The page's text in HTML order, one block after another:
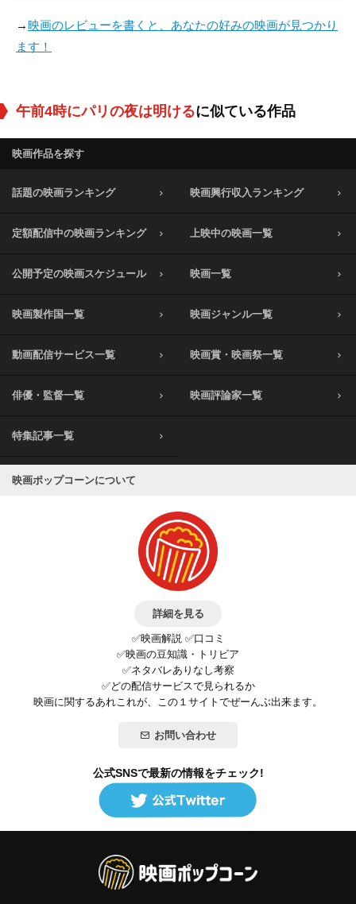
→映画のレビューを書くと、あなたの好みの映画が見つかり
ます！
午前4時にパリの夜は明けるに似ている作品
映画作品を探す
話題の映画ランキング 映画興行収入ランキング
定額配信中の映画ランキング 上映中の映画一覧
公開予定の映画スケジュール 映画一覧
映画製作国一覧 映画ジャンル一覧
動画配信サービス一覧 映画賞・映画祭一覧
俳優・監督一覧 映画評論家一覧
特集記事一覧
映画ポップコーンについて
詳細を見る
✅映画解説 ✅口コミ
✅映画の豆知識・トリビア
✅ネタバレありなし考察
✅どの配信サービスで見られるか
映画に関するあれこれが、この１サイトでぜーんぶ出来ます。
お問い合わせ
公式SNSで最新の情報をチェック!